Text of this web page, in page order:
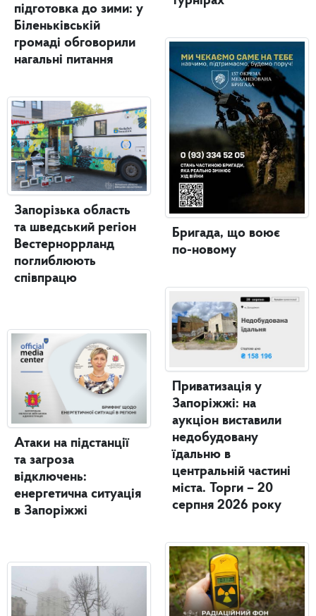
підготовка до зими: у
Біленьківській
громаді обговорили
нагальні питання
Запорізька область
та шведський регіон
Вестерноррланд
поглиблюють
співпрацю
Атаки на підстанції
та загроза
відключень:
енергетична ситуація
в Запоріжжі
Бригада, що воює
по-новому
Приватизація у
Запоріжжі: на
аукціон виставили
недобудовану
їдальню в
центральній частині
міста. Торги – 20
серпня 2026 року